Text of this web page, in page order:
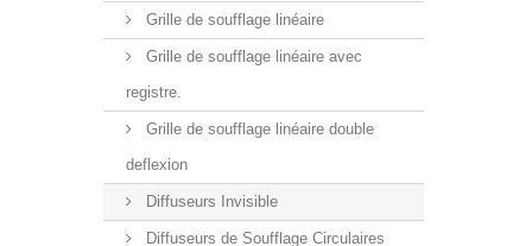
Grille de soufflage linéaire
Grille de soufflage linéaire avec
registre.
Grille de soufflage linéaire double
deflexion
Diffuseurs Invisible
Diffuseurs de Soufflage Circulaires